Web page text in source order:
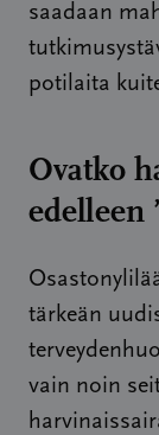
saadaan
potilaita
Ovatko
edelleen
tärkeän
vain noin